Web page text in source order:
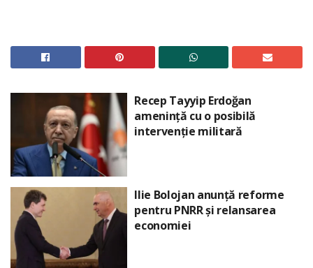
Recep Tayyip Erdoğan
amenință cu o posibilă
intervenție militară
Ilie Bolojan anunță reforme
pentru PNRR și relansarea
economiei